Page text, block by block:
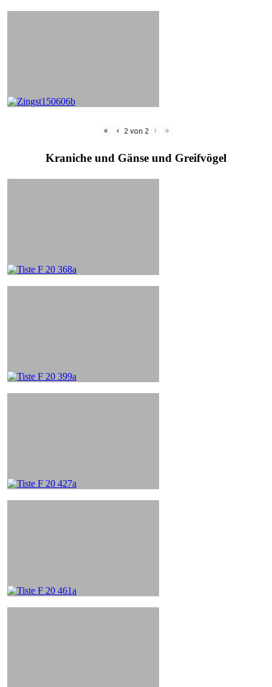
« ‹ 2von 2 › »
Kraniche und Gänse und Greifvögel